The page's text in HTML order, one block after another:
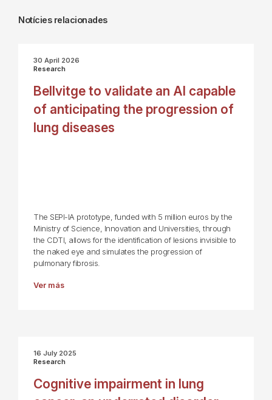
Notícies relacionades
30 April 2026
Research
Bellvitge to validate an AI capable
of anticipating the progression of
lung diseases
The SEPI-IA prototype, funded with 5 million euros by the
Ministry of Science, Innovation and Universities, through
the CDTI, allows for the identification of lesions invisible to
the naked eye and simulates the progression of
pulmonary fibrosis.
Ver más
16 July 2025
Research
Cognitive impairment in lung